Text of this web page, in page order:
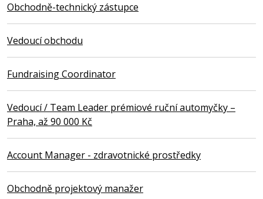
Obchodně-technický zástupce
Vedoucí obchodu
Fundraising Coordinator
Vedoucí / Team Leader prémiové ruční automyčky –
Praha, až 90 000 Kč
Account Manager - zdravotnické prostředky
Obchodně projektový manažer